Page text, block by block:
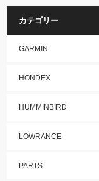
カテゴリー
GARMIN
HONDEX
HUMMINBIRD
LOWRANCE
PARTS